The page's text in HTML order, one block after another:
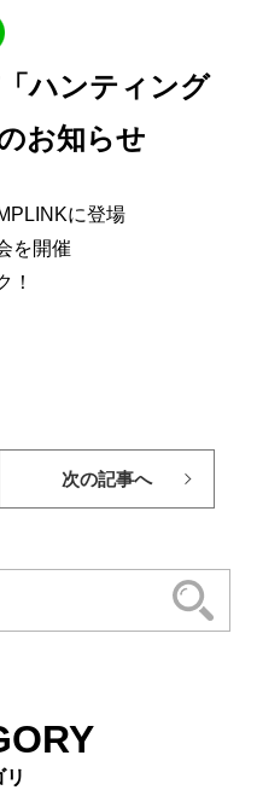
ハンティング
お知らせ
に登場
を開催
！
次の記事へ
リ